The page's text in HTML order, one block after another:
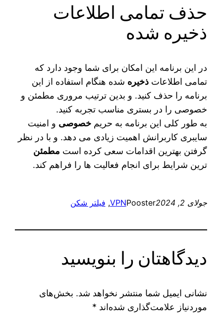
حذف تمامی اطلاعات
ذخیره شده
در این برنامه این امکان برای شما وجود دارد که
تمامی اطلاعاتذخیره شده هنگام استفاده از این
برنامه را حذف کنید. و بدین ترتیب مروری مطمئن و
خصوصی را در بستری مناسب تجربه کنید.
به طور کلی این برنامه به حریمخصوصی و امنیت
سایبری کاربرانش اهمیت زیادی می دهد. و با در نظر
گرفتن بهترین اقدامات سعی کرده است مطمئن‌
ترین شرایط برای انجام فعالیت‌ ها را فراهم کند.
جولای 2, 2024 Pooster
VPN
, فیلتر شکن
دیدگاهتان را بنویسید
نشانی ایمیل شما منتشر نخواهد شد. بخش‌های
موردنیاز علامت‌گذاری شده‌اند *